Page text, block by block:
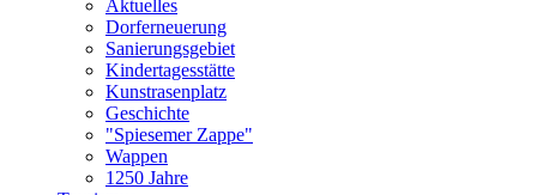
Aktuelles
Dorferneuerung
Sanierungsgebiet
Kindertagesstätte
Kunstrasenplatz
Geschichte
"Spiesemer Zappe"
Wappen
1250 Jahre